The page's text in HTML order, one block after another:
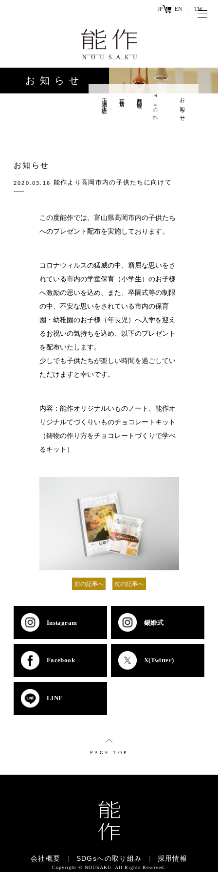
JP EN TW
ー
ワ
ー
合わせ
能作の歴史
と技
商品情報
ェ
お知らせ
結婚10周年
観光×宿泊プ
ラン
医療・ヘルス
ケア
会社概要
SDGsへの取
り組み
錫リサイクル
プロジェクト
お知らせ
お知らせ
その他
商品情報
工場見学・体験
お知らせ
2020.03.16 能作より高岡市内の子供たちに向けて
この度能作では、富山県高岡市内の子供たち
へのプレゼント配布を実施しております。
コロナウィルスの猛威の中、窮屈な思いをさ
れている市内の学童保育（小学生）のお子様
へ激励の思いを込め、また、卒園式等の制限
の中、不安な思いをされている市内の保育
園・幼稚園のお子様（年長児）へ入学を迎え
るお祝いの気持ちを込め、以下のプレゼント
を配布いたします。
少しでも子供たちが楽しい時間を過ごしてい
ただけますと幸いです。
内容：能作オリジナルいものノート、能作オ
リジナルてづくりいものチョコレートキット
（鋳物の作り方をチョコレートづくりで学べ
るキット）
前の記事へ 次の記事へ
Instagram 錫婚式
Facebook X(Twitter)
LINE
PAGE TOP
会社概要 | SDGsへの取り組み | 採用情報
Copyright © NOUSAKU. All Rights Reserved.